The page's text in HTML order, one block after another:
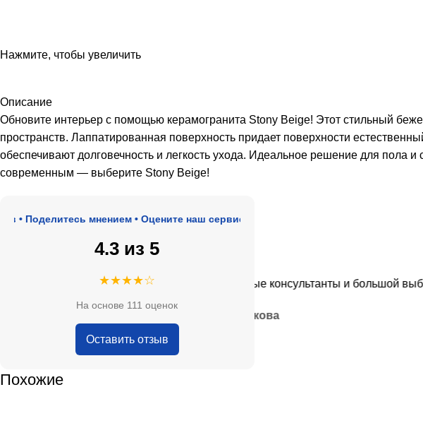
Нажмите, чтобы увеличить
Описание
Обновите интерьер с помощью керамогранита Stony Beige! Этот стильный
пространств. Лаппатированная поверхность придает поверхности
обеспечивают долговечность и легкость ухода. Идеальное решение для
современным — выберите Stony Beige!
мнением • Оцените наш сервис
4.3 из 5
★★★★☆
На основе 111 оценок
Оставить отзыв
адекватные цены.
★★★★★
Очень приятные консультанты и большой выбор.
Похожие